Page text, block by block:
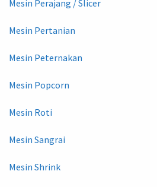
Mesin Perajang / Slicer
Mesin Pertanian
Mesin Peternakan
Mesin Popcorn
Mesin Roti
Mesin Sangrai
Mesin Shrink